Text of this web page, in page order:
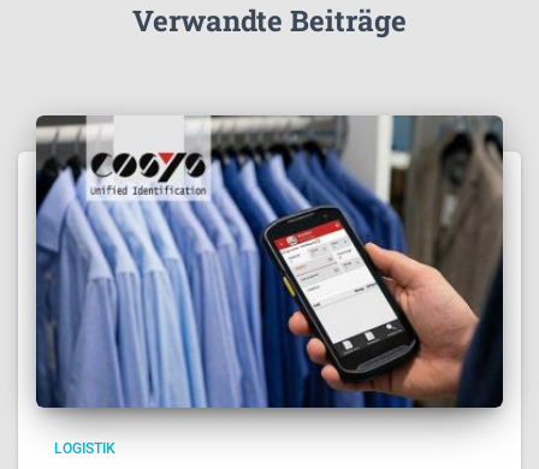
Verwandte Beiträge
LOGISTIK